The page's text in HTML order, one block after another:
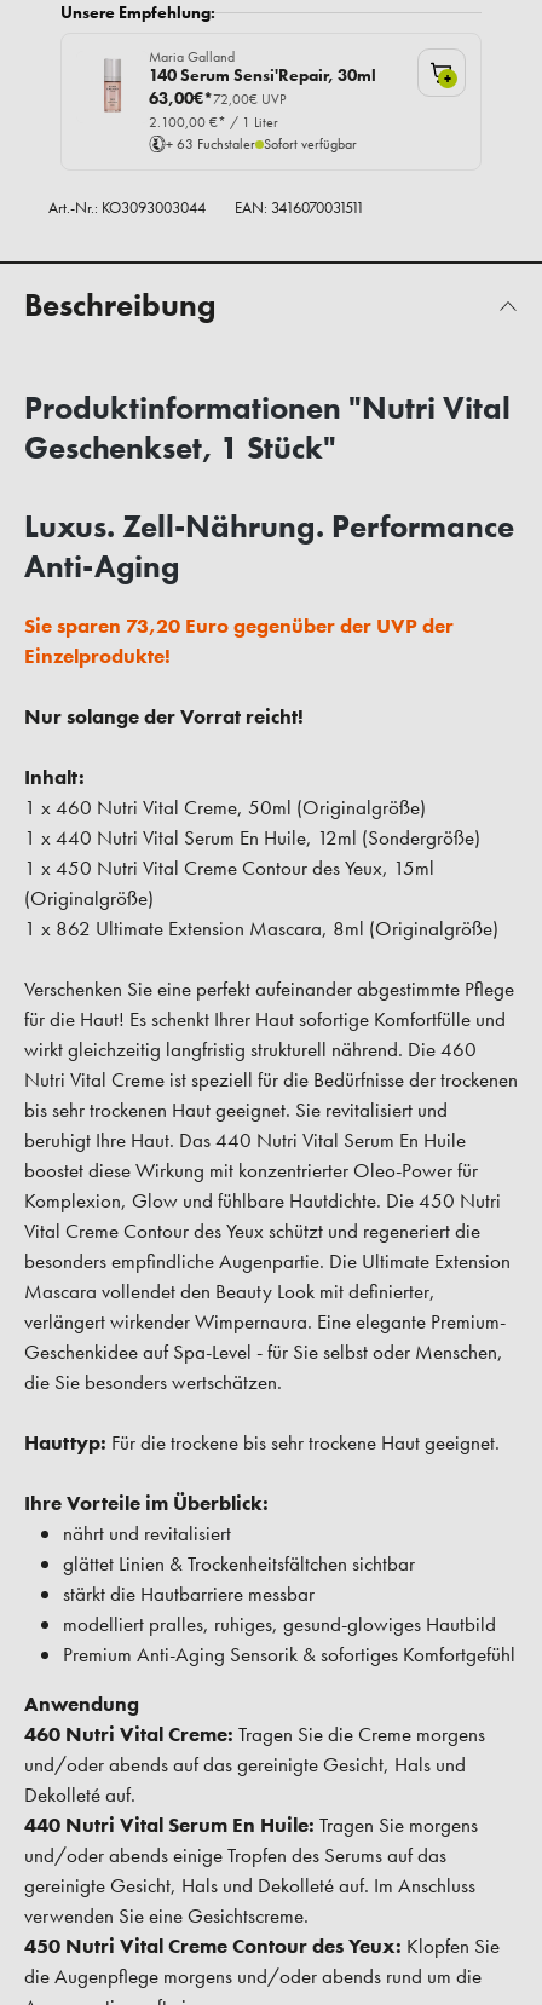
Unsere Empfehlung:
Maria Galland
140 Serum Sensi'Repair, 30ml
63,00€*72,00€ UVP
2.100,00 €* / 1 Liter
+ 63 Fuchstaler Sofort verfügbar
+
Art.-Nr.: KO3093003044 EAN: 3416070031511
Beschreibung
Produktinformationen "Nutri Vital
Geschenkset, 1 Stück"
Luxus. Zell-Nährung. Performance
Anti-Aging
Sie sparen 73,20 Euro gegenüber der UVP der
Einzelprodukte!
Nur solange der Vorrat reicht!
Inhalt:
1 x 460 Nutri Vital Creme, 50ml (Originalgröße)
1 x 440 Nutri Vital Serum En Huile, 12ml (Sondergröße)
1 x 450 Nutri Vital Creme Contour des Yeux, 15ml
(Originalgröße)
1 x 862 Ultimate Extension Mascara, 8ml (Originalgröße)
Verschenken Sie eine perfekt aufeinander abgestimmte Pflege
für die Haut! Es schenkt Ihrer Haut sofortige Komfortfülle und
wirkt gleichzeitig langfristig strukturell nährend. Die 460
Nutri Vital Creme ist speziell für die Bedürfnisse der trockenen
bis sehr trockenen Haut geeignet. Sie revitalisiert und
beruhigt Ihre Haut. Das 440 Nutri Vital Serum En Huile
boostet diese Wirkung mit konzentrierter Oleo-Power für
Komplexion, Glow und fühlbare Hautdichte. Die 450 Nutri
Vital Creme Contour des Yeux schützt und regeneriert die
besonders empfindliche Augenpartie. Die Ultimate Extension
Mascara vollendet den Beauty Look mit definierter,
verlängert wirkender Wimpernaura. Eine elegante Premium-
Geschenkidee auf Spa-Level - für Sie selbst oder Menschen,
die Sie besonders wertschätzen.
Hauttyp: Für die trockene bis sehr trockene Haut geeignet.
Ihre Vorteile im Überblick:
nährt und revitalisiert
glättet Linien & Trockenheitsfältchen sichtbar
stärkt die Hautbarriere messbar
modelliert pralles, ruhiges, gesund-glowiges Hautbild
Premium Anti-Aging Sensorik & sofortiges Komfortgefühl
Anwendung
460 Nutri Vital Creme: Tragen Sie die Creme morgens
und/oder abends auf das gereinigte Gesicht, Hals und
Dekolleté auf.
440 Nutri Vital Serum En Huile: Tragen Sie morgens
und/oder abends einige Tropfen des Serums auf das
gereinigte Gesicht, Hals und Dekolleté auf. Im Anschluss
verwenden Sie eine Gesichtscreme.
450 Nutri Vital Creme Contour des Yeux: Klopfen Sie
die Augenpflege morgens und/oder abends rund um die